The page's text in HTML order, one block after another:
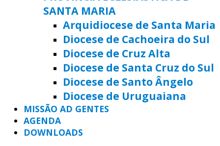
SANTA MARIA
Arquidiocese de Santa Maria
Diocese de Cachoeira do Sul
Diocese de Cruz Alta
Diocese de Santa Cruz do Sul
Diocese de Santo Ângelo
Diocese de Uruguaiana
MISSÃO AD GENTES
AGENDA
DOWNLOADS